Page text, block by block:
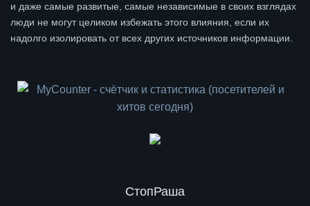
и даже самые развитые, самые независимые в своих взглядах
люди не могут целиком избежать этого влияния, если их
надолго изолировать от всех других источников информации.
СтопРаша